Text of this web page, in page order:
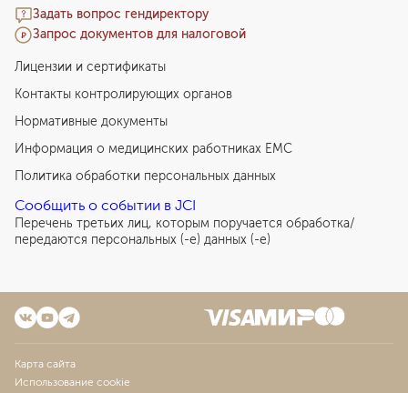
Задать вопрос гендиректору
Запрос документов для налоговой
Лицензии и сертификаты
Контакты контролирующих органов
Нормативные документы
Информация о медицинских работниках EMC
Политика обработки персональных данных
Сообщить о событии в JCI
Перечень третьих лиц, которым поручается обработка/
передаются персональных (-е) данных (-е)
Карта сайта
Использование cookie